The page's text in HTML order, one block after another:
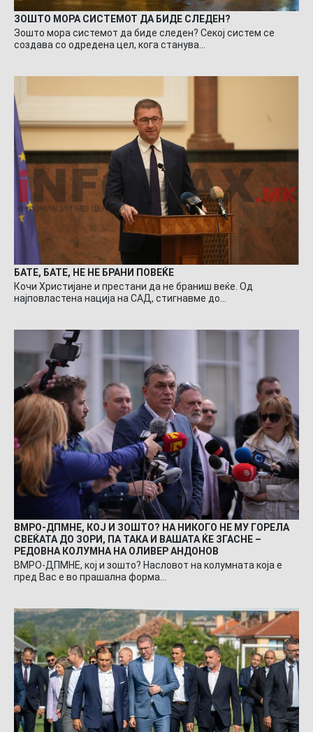
ЗОШТО МОРА СИСТЕМОТ ДА БИДЕ СЛЕДЕН?
Зошто мора системот да биде следен? Секој систем се
создава со одредена цел, кога станува…
БАТЕ, БАТЕ, НЕ НЕ БРАНИ ПОВЕЌЕ
Кочи Христијане и престани да не браниш веќе. Од
најповластена нација на САД, стигнавме до…
ВМРО-ДПМНЕ, КОЈ И ЗОШТО? НА НИКОГО НЕ МУ ГОРЕЛА
СВЕЌАТА ДО ЗОРИ, ПА ТАКА И ВАШАТА ЌЕ ЗГАСНЕ –
РЕДОВНА КОЛУМНА НА ОЛИВЕР АНДОНОВ
ВМРО-ДПМНЕ, кој и зошто? Насловот на колумната која е
пред Вас е во прашална форма…